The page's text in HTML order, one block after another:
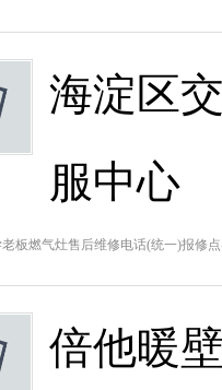
海淀区
服中心
板燃气灶售后维修电话(统一)报修
倍他暖